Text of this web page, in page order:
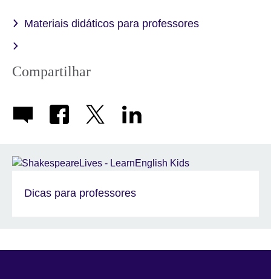
Materiais didáticos para professores
Compartilhar
Dicas para professores